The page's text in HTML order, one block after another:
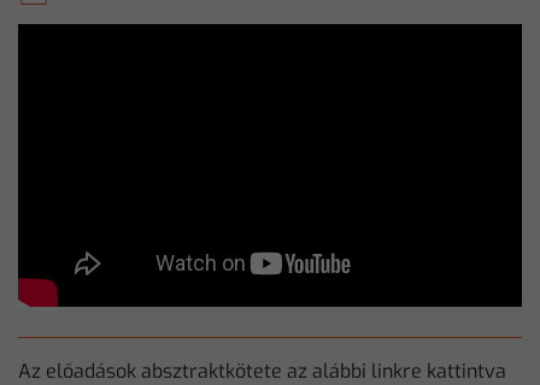
Az előadások absztraktkötete az alábbi linkre kattintva